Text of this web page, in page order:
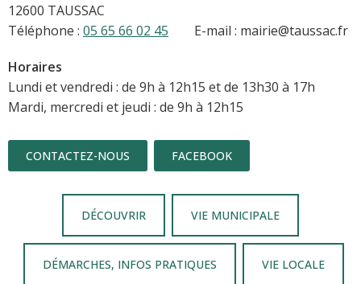
12600 TAUSSAC
Téléphone : 05 65 66 02 45 E-mail : mairie@taussac.fr
Horaires
Lundi et vendredi : de 9h à 12h15 et de 13h30 à 17h
Mardi, mercredi et jeudi : de 9h à 12h15
CONTACTEZ-NOUS FACEBOOK
DÉCOUVRIR VIE MUNICIPALE
DÉMARCHES, INFOS PRATIQUES VIE LOCALE